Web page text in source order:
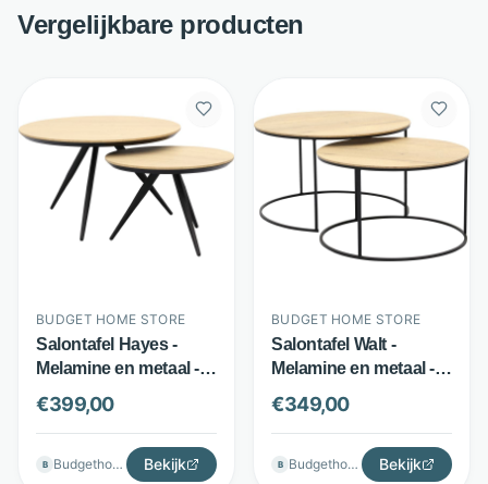
Vergelijkbare producten
BUDGET HOME STORE
Salontafel Hayes -
Melamine en metaal -
Set van 2 - Multi -
Budget Home Store
€399,00
B Budgethomestore Bekijk
BUDGET HOME STORE
Salontafel Walt -
Melamine en metaal -
Set van 2 - Bruin -
Budget Home Store
€349,00
B Budgethomestore Bekijk